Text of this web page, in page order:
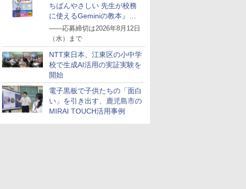
ちばんやさしい 先生が校務
に使えるGeminiの教本』を
抽選で5名様にプレゼント
――応募締切は2026年8月12日
（水）まで
NTT東日本、江東区の小中学
校で生成AI活用の実証実験を
開始
電子黒板で子供たちの「面白
い」を引き出す、鹿児島市の
MIRAI TOUCH活用事例